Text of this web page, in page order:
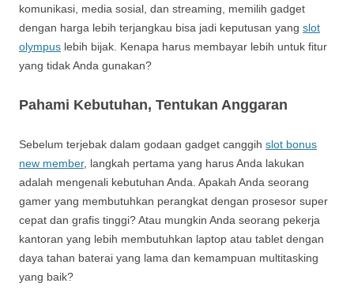
komunikasi, media sosial, dan streaming, memilih gadget
dengan harga lebih terjangkau bisa jadi keputusan yang slot
olympus lebih bijak. Kenapa harus membayar lebih untuk fitur
yang tidak Anda gunakan?
Pahami Kebutuhan, Tentukan Anggaran
Sebelum terjebak dalam godaan gadget canggih slot bonus
new member, langkah pertama yang harus Anda lakukan
adalah mengenali kebutuhan Anda. Apakah Anda seorang
gamer yang membutuhkan perangkat dengan prosesor super
cepat dan grafis tinggi? Atau mungkin Anda seorang pekerja
kantoran yang lebih membutuhkan laptop atau tablet dengan
daya tahan baterai yang lama dan kemampuan multitasking
yang baik?